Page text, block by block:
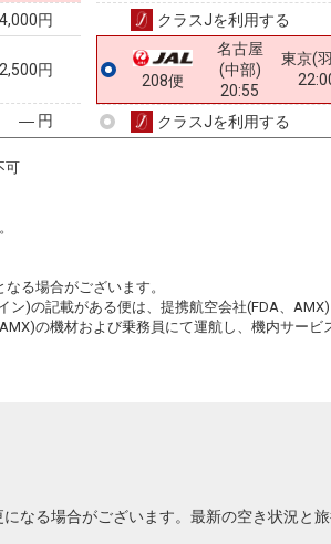
円
円
― 円
クラスJを利用する
208便
名古屋
(中部)
20:55
東京(
クラスJを利用する
可
る場合がございます。
ン)の記載がある便は、提携航空会社(FDA、
の機材および乗務員にて運航し、機内サービ
なる場合がございます。最新の空き状況と